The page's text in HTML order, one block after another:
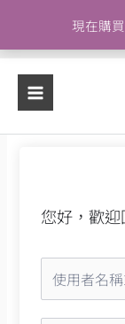
現在購
主
容
您好，歡迎